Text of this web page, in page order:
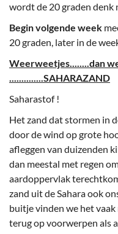
wordt de 20 graden denk
Begin volgende week
20 graden, later in de
Weerweetjes........dan
..............SAHARAZAND
Saharastof !
Het zand dat stormen in
door de wind op grote
afleggen van duizenden
dan meestal met regen
aardoppervlak
zand uit de Sahara ook
buitje vinden we het
terug op voorwer­pen als